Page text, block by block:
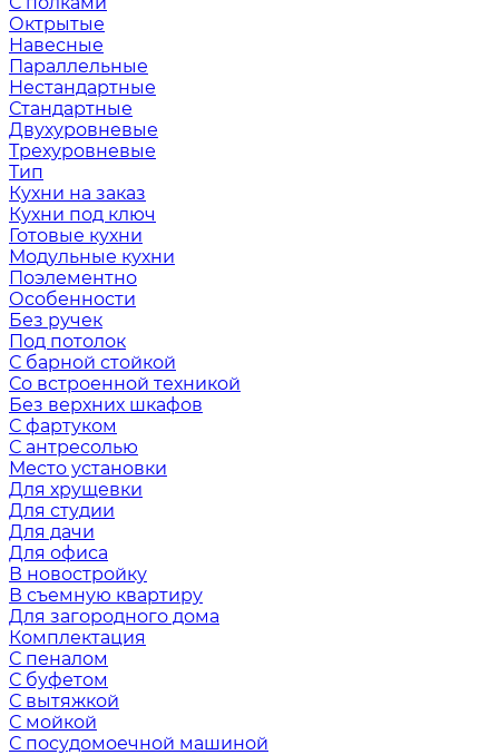
Октрытые
Навесные
Параллельные
Нестандартные
Стандартные
Двухуровневые
Трехуровневые
Тип
Кухни на заказ
Кухни под ключ
Готовые кухни
Модульные кухни
Поэлементно
Особенности
Без ручек
Под потолок
С барной стойкой
Со встроенной техникой
Без верхних шкафов
С фартуком
С антресолью
Место установки
Для хрущевки
Для студии
Для дачи
Для офиса
В новостройку
В съемную квартиру
Для загородного дома
Комплектация
С пеналом
С буфетом
С вытяжкой
С мойкой
С посудомоечной машиной